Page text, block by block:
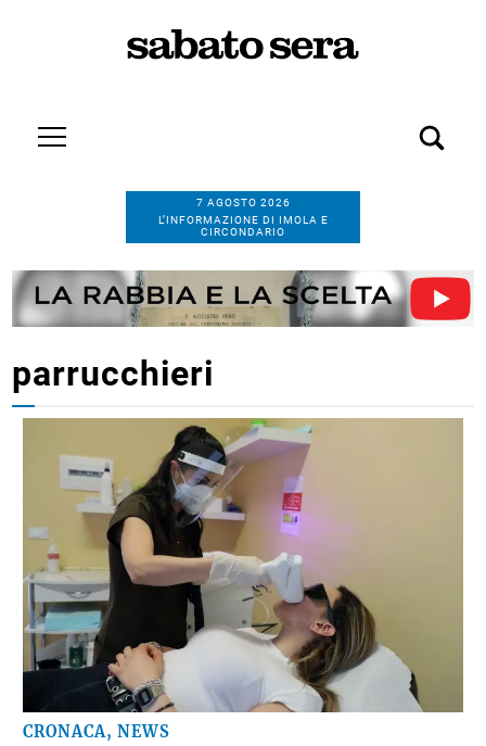
7 AGOSTO 2026
L’INFORMAZIONE DI IMOLA E
CIRCONDARIO
parrucchieri
CRONACA, NEWS